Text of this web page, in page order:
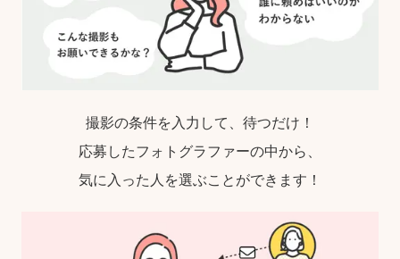
撮影の条件を入力して、待つだけ！
応募したフォトグラファーの中から、
気に入った人を選ぶことができます！